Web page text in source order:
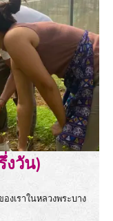
งวัน)
งเราในหลวงพระบาง